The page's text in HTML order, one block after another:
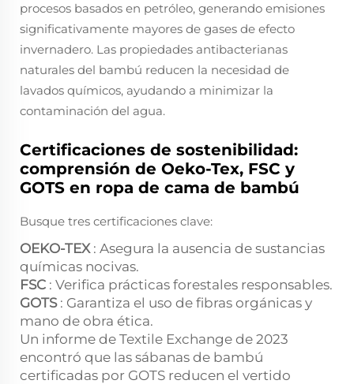
procesos basados en petróleo, generando emisiones
significativamente mayores de gases de efecto
invernadero. Las propiedades antibacterianas
naturales del bambú reducen la necesidad de
lavados químicos, ayudando a minimizar la
contaminación del agua.
Certificaciones de sostenibilidad:
comprensión de Oeko-Tex, FSC y
GOTS en ropa de cama de bambú
Busque tres certificaciones clave:
OEKO-TEX : Asegura la ausencia de sustancias
químicas nocivas.
FSC : Verifica prácticas forestales responsables.
GOTS : Garantiza el uso de fibras orgánicas y
mano de obra ética.
Un informe de Textile Exchange de 2023
encontró que las sábanas de bambú
certificadas por GOTS reducen el vertido